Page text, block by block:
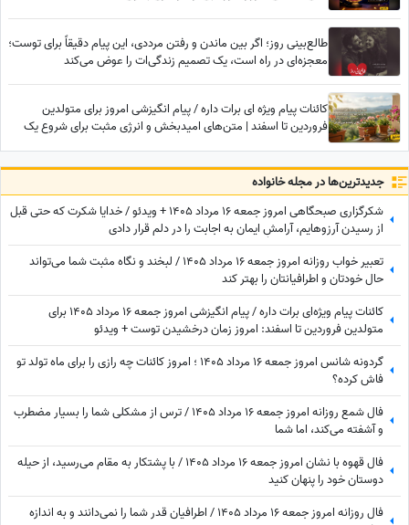
طالع‌بینی روز؛ اگر بین ماندن و رفتن مرددی، این پیام دقیقاً برای توست؛
معجزه‌ای در راه است، یک تصمیم زندگی‌ات را عوض می‌کند
کائنات پیام ویژه ای برات داره / پیام انگیزشی امروز برای متولدین
فروردین تا اسفند | متن‌های امیدبخش و انرژی مثبت برای شروع یک
جدید‌ترین‌ها در مجله خانواده
شکرگزاری صبحگاهی امروز جمعه 16 مرداد 1405 + ویدئو / خدایا شکرت که حتی قبل
از رسیدن آرزوهایم، آرامشِ ایمان به اجابت را در دلم قرار دادی
تعبیر خواب روزانه امروز جمعه 16 مرداد 1405 / لبخند و نگاه مثبت شما می‌تواند
حال خودتان و اطرافیانتان را بهتر کند
کائنات پیام ویژه‌ای برات داره / پیام انگیزشی امروز جمعه 16 مرداد 1405 برای
متولدین فروردین تا اسفند: امروز زمان درخشیدن توست + ویدئو
گردونه شانس امروز جمعه 16 مرداد 1405 ؛ امروز کائنات چه رازی را برای ماه تولد تو
فاش کرده؟
فال شمع روزانه امروز جمعه 16 مرداد 1405 / ترس از مشکلی شما را بسیار مضطرب
و آشفته می‌کند، اما شما
فال قهوه با نشان امروز جمعه 16 مرداد 1405 / با پشتکار به مقام می‌رسید، از حیله
دوستان خود را پنهان کنید
فال روزانه امروز جمعه 16 مرداد 1405 / اطرافیان قدر شما را نمی‌دانند و به اندازه